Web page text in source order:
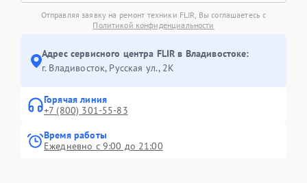
Отправляя заявку на ремонт техники FLIR, Вы соглашаетесь с
Политикой конфиденциальности
Адрес сервисного центра FLIR в Владивостоке:
г. Владивосток, Русская ул., 2К
Горячая линия
+7 (800) 301-55-83
Время работы
Ежедневно с 9:00 до 21:00